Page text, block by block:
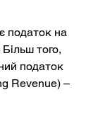
податок на
того,
податок
Revenue) –